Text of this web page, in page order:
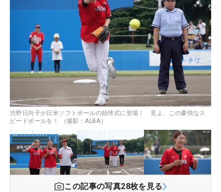
渋野日向子が日米ソフトボールの始球式に登場！ 見よ、この豪快なス
ピードボールを！ （撮影：ALBA）
この記事の写真28枚を見る